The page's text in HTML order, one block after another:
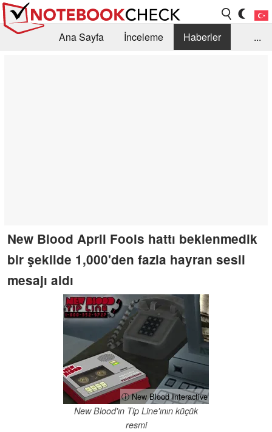
Ana Sayfa İnceleme
Haberler
...
New Blood April Fools hattı beklenmedik
bir şekilde 1,000'den fazla hayran sesli
mesajı aldı
ⓘ New Blood Interactive
New Blood'ın Tip Line'ının küçük
resmi